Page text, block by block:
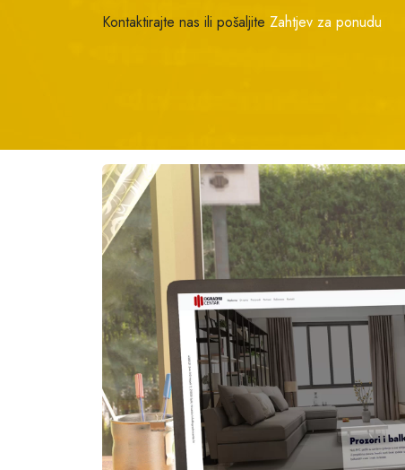
Kontaktirajte nas ili pošaljite Zahtjev za ponudu